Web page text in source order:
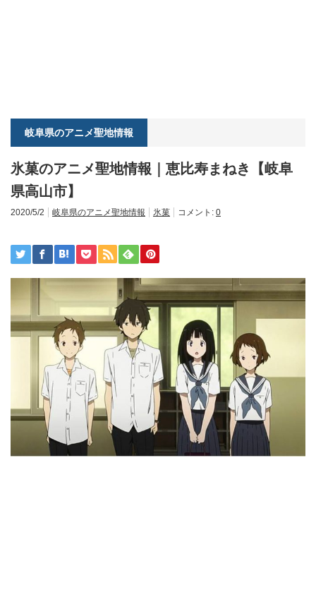
岐阜県のアニメ聖地情報
氷菓のアニメ聖地情報｜恵比寿まねき【岐阜
県高山市】
2020/5/2 岐阜県のアニメ聖地情報 氷菓 コメント: 0